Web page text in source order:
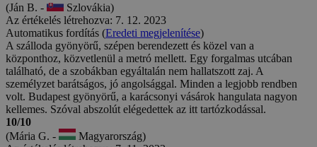
(Ján B. -
Szlovákia)
Az értékelés létrehozva: 7. 12. 2023
Automatikus fordítás (Eredeti megjelenítése)
A szálloda gyönyörű, szépen berendezett és közel van a
központhoz, közvetlenül a metró mellett. Egy forgalmas utcában
található, de a szobákban egyáltalán nem hallatszott zaj. A
személyzet barátságos, jó angolsággal. Minden a legjobb rendben
volt. Budapest gyönyörű, a karácsonyi vásárok hangulata nagyon
kellemes. Szóval abszolút elégedettek az itt tartózkodással.
10/10
(Mária G. -
Magyarország)